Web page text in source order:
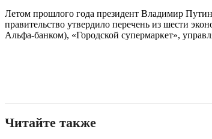
Летом прошлого года президент Владимир
правительство утвердило перечень из шести
Альфа-банком), «Городской супермаркет»,
Читайте также